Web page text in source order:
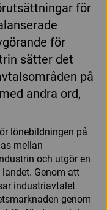
för
för
sätter det
på
andra ord,
lönebildningen på
mellan
och utgör en
Genom att
industriavtalet
genom